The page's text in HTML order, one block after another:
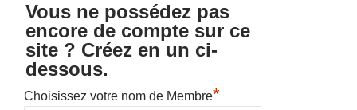
Vous ne possédez pas
encore de compte sur ce
site ? Créez en un ci-
dessous.
Choisissez votre nom de Membre*